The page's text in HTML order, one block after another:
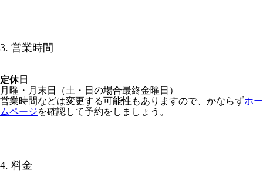
3. 営業時間
定休日
月曜・月末日（土・日の場合最終金曜日）
営業時間などは変更する可能性もありますので、かならずホー
ムページを確認して予約をしましょう。
4. 料金